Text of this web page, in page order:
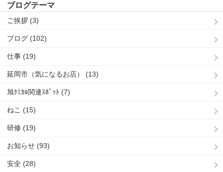
ブログテーマ
ご挨拶 (3)
ブログ (102)
仕事 (19)
延岡市（気になるお店） (13)
旭ｹﾐｶﾙ関連ｽﾎﾟｯﾄ (7)
ねこ (15)
研修 (19)
お知らせ (93)
安全 (28)